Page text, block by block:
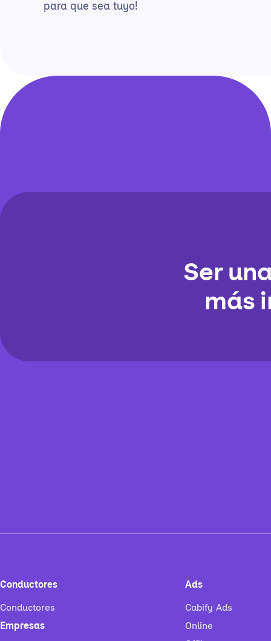
para que sea tuyo!
Ser
más
Conductores
Conductores
Empresas
Ads
Cabify Ads
Online